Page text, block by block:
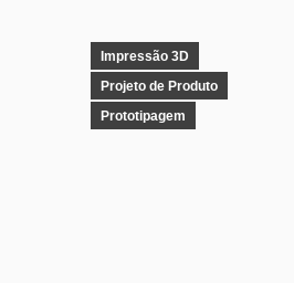
Impressão 3D
Projeto de Produto
Prototipagem